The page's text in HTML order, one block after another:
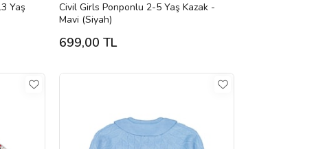
Yaş
Civil Girls Ponponlu 2-5 Yaş Kazak -
Mavi (Siyah)
699,00 TL